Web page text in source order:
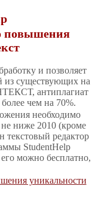
повышения
и позволяет
из существующих на
антиплагиат
чем на 70%.
необходимо
ниже 2010 (кроме
текстовый редактор
StudentHelp
можно бесплатно,
уникальности